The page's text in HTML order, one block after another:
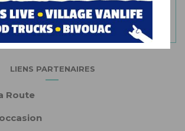
JE M'ABONNE
LIENS PARTENAIRES
Route